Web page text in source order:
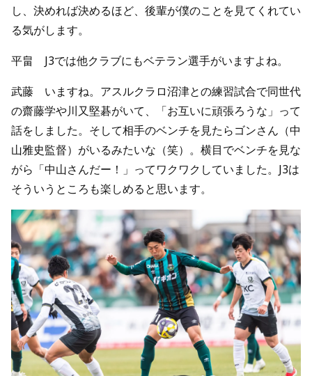
し、決めれば決めるほど、後輩が僕のことを見てくれてい
る気がします。
平畠 J3では他クラブにもベテラン選手がいますよね。
武藤 いますね。アスルクラロ沼津との練習試合で同世代
の齋藤学や川又堅碁がいて、「お互いに頑張ろうな」って
話をしました。そして相手のベンチを見たらゴンさん（中
山雅史監督）がいるみたいな（笑）。横目でベンチを見な
がら「中山さんだー！」ってワクワクしていました。J3は
そういうところも楽しめると思います。